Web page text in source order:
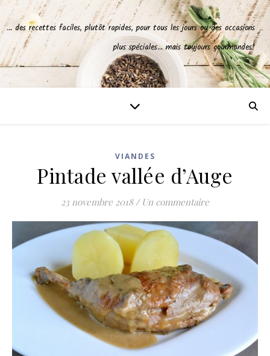
… des recettes faciles, plutôt rapides, pour tous les jours ou des occasions
plus spéciales… mais toujours gourmandes!
VIANDES
Pintade vallée d’Auge
23 novembre 2018 / Un commentaire